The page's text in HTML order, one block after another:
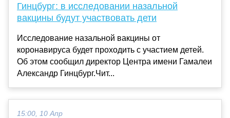
Гинцбург: в исследовании назальной
вакцины будут участвовать дети
Исследование назальной вакцины от
коронавируса будет проходить с участием детей.
Об этом сообщил директор Центра имени Гамалеи
Александр Гинцбург.Чит...
15:00, 10 Апр